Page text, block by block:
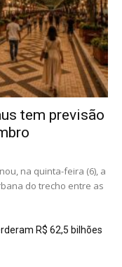
tem previsão
na quinta-feira (6), a
do trecho entre as
R$ 62,5 bilhões